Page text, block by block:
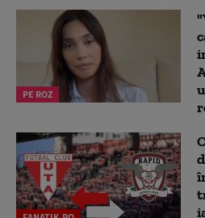
PE ROZ